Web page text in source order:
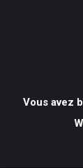
Vous avez